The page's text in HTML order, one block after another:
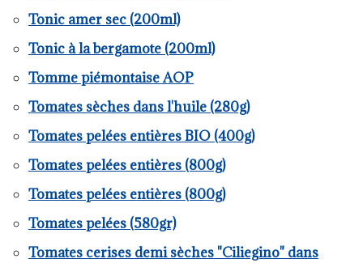
Tonic amer sec (200ml)
Tonic à la bergamote (200ml)
Tomme piémontaise AOP
Tomates sèches dans l'huile (280g)
Tomates pelées entières BIO (400g)
Tomates pelées entières (800g)
Tomates pelées entières (800g)
Tomates pelées (580gr)
Tomates cerises demi sèches "Ciliegino" dans